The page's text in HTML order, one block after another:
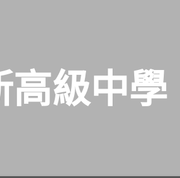
高級中學